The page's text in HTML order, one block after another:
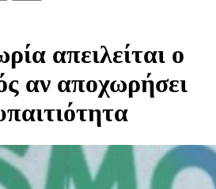
απειλείται ο
αν αποχωρήσει